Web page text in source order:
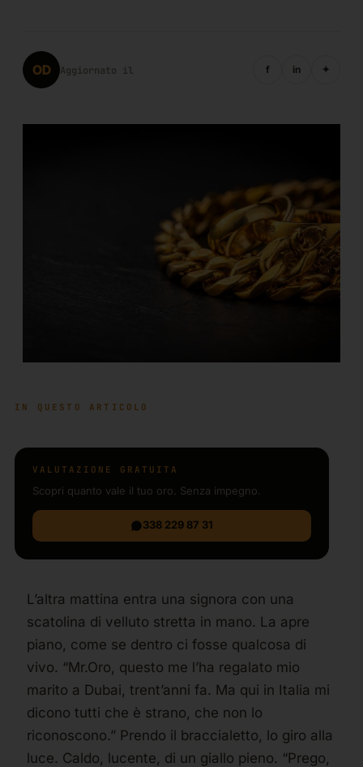
OD Aggiornato il f in ✦
IN QUESTO ARTICOLO
VALUTAZIONE GRATUITA
Scopri quanto vale il tuo oro. Senza impegno.
338 229 87 31
L’altra mattina entra una signora con una
scatolina di velluto stretta in mano. La apre
piano, come se dentro ci fosse qualcosa di
vivo. “Mr.Oro, questo me l’ha regalato mio
marito a Dubai, trent’anni fa. Ma qui in Italia mi
dicono tutti che è strano, che non lo
riconoscono.” Prendo il braccialetto, lo giro alla
luce. Caldo, lucente, di un giallo pieno. “Prego,